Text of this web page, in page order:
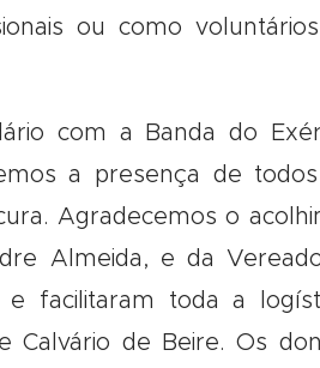
ou como
com a Banda do
a presença de
Agradecemos o
Almeida, e da
e facilitaram toda a
de Beire. Os